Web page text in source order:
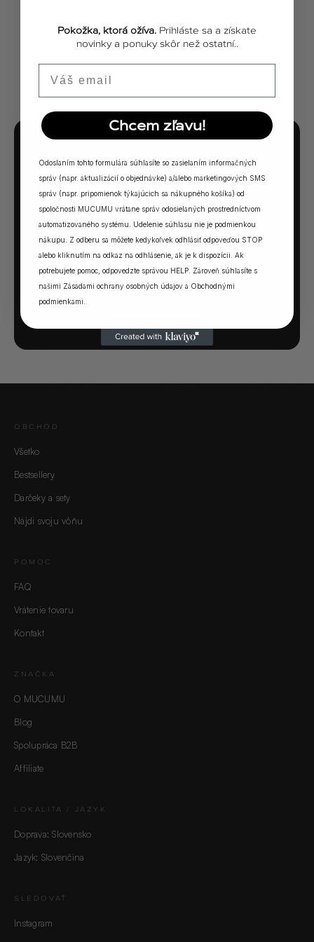
MUCUMU KVÍZ
Ktorá vôňa Vám
sadne?
5 otázok. Jedna odpoveď. Vaša ideálna MUCUMU
vôňa.
OBCHOD
Všetko
Bestsellery
Darčeky a sety
Nájdi svoju vôňu
POMOC
FAQ
Vrátenie tovaru
Kontakt
ZNAČKA
O MUCUMU
Blog
Spolupráca B2B
Affiliate
LOKALITA / JAZYK
Doprava: Slovensko
Jazyk: Slovenčina
SLEDOVAŤ
Instagram
Pokožka, ktorá ožíva. Prihláste sa a získate
novinky a ponuky skôr než ostatní..
Chcem zľavu!
Odoslaním tohto formulára súhlasíte so zasielaním informačných
správ (napr. aktualizácií o objednávke) a/alebo marketingových SMS
správ (napr. pripomienok týkajúcich sa nákupného košíka) od
spoločnosti MUCUMU vrátane správ odosielaných prostredníctvom
automatizovaného systému. Udelenie súhlasu nie je podmienkou
nákupu. Z odberu sa môžete kedykoľvek odhlásiť odpoveďou STOP
alebo kliknutím na odkaz na odhlásenie, ak je k dispozícii. Ak
potrebujete pomoc, odpovedzte správou HELP. Zároveň súhlasíte s
našimi Zásadami ochrany osobných údajov a Obchodnými
podmienkami